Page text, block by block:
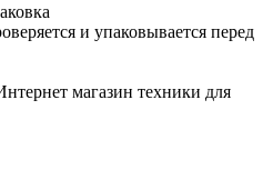
и упаковывается перед
магазин техники для